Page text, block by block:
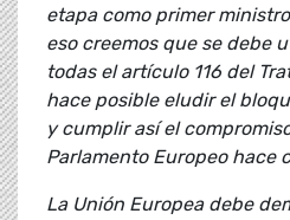
etapa como primer
eso creemos que se debe
todas el artículo 116 del
hace posible eludir el
y cumplir así el
Parlamento Europeo hace
La Unión Europea debe